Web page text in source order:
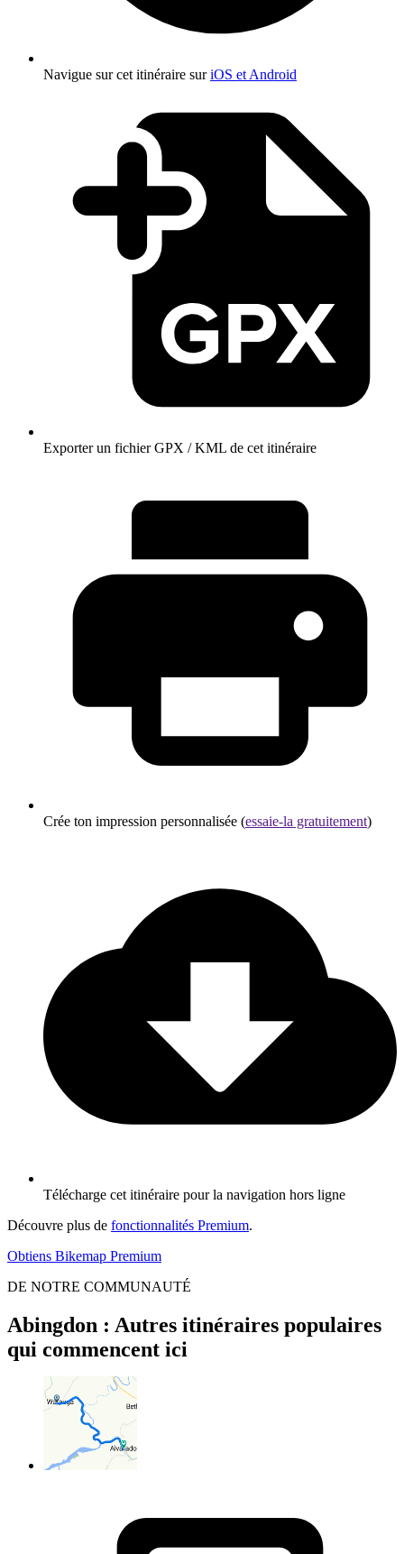
Navigue sur cet itinéraire suriOS et Android
Exporter un fichier GPX / KML de cet itinéraire
Crée ton impression personnalisée (essaie-la gratuitement)
Télécharge cet itinéraire pour la navigation hors ligne
Découvre plus de fonctionnalités Premium.
Obtiens Bikemap Premium
DE NOTRE COMMUNAUTÉ
Abingdon : Autres itinéraires populaires
qui commencent ici